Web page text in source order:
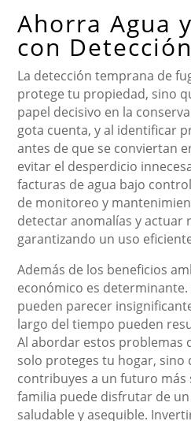
Ahorra Agua
con
La detección temprana de
protege tu propiedad, sino
papel decisivo en la
gota cuenta, y al identificar
antes de que se conviertan
evitar el desperdicio
facturas de agua bajo
de monitoreo y
detectar anomalías y actuar
garantizando un uso
Además de los beneficios
económico es determinante.
pueden parecer
largo del tiempo pueden
Al abordar estos problemas
solo proteges tu hogar, sino
contribuyes a un futuro más
familia puede disfrutar de
saludable y asequible.